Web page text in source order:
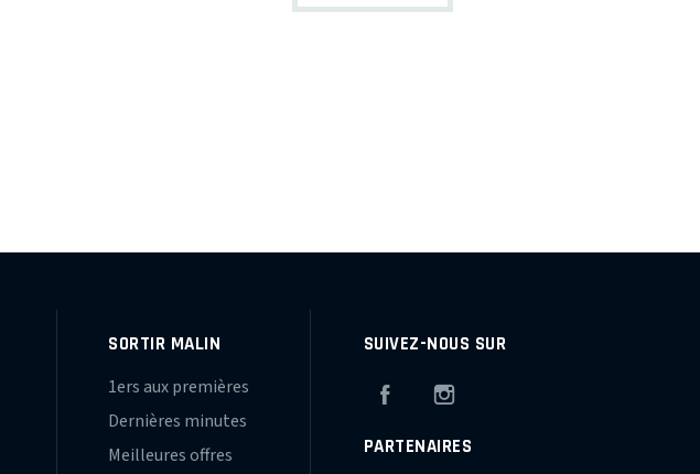
SORTIR MALIN
1ers aux premières
Dernières minutes
Meilleures offres
SUIVEZ-NOUS SUR
Facebook
PARTENAIRES